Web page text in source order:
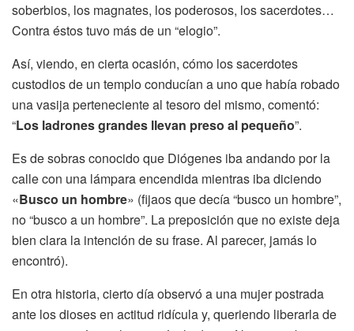
soberbios, los magnates, los poderosos, los sacerdotes…
Contra éstos tuvo más de un “elogio”.
Así, viendo, en cierta ocasión, cómo los sacerdotes
custodios de un templo conducían a uno que había robado
una vasija perteneciente al tesoro del mismo, comentó:
“Los ladrones grandes llevan preso al pequeño”.
Es de sobras conocido que Diógenes iba andando por la
calle con una lámpara encendida mientras iba diciendo
«Busco un hombre» (fijaos que decía “busco un hombre”,
no “busco a un hombre”. La preposición que no existe deja
bien clara la intención de su frase. Al parecer, jamás lo
encontró).
En otra historia, cierto día observó a una mujer postrada
ante los dioses en actitud ridícula y, queriendo liberarla de